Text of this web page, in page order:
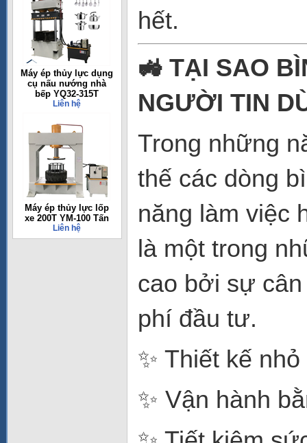
Máy ép thủy lực dụng
cụ nấu nướng nhà
bếp YQ32-315T
Liên hệ
Máy ép thủy lực lốp
xe 200T YM-100 Tấn
Liên hệ
hết.
🚜 TẠI SAO
NGƯỜI TIN
Trong những
thế các dòng
năng làm việc
là một trong
cao bởi sự
phí đầu tư.
✨ Thiết kế
✨ Vận hành